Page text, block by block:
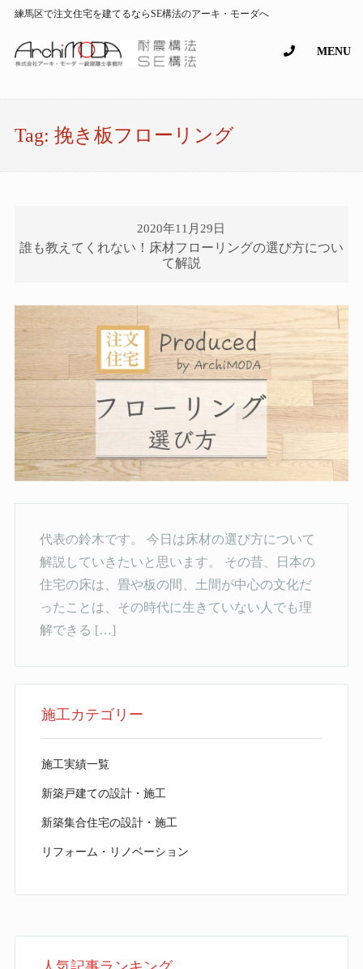
練馬区で注文住宅を建てるならSE構法のアーキ・モーダへ
MENU
Tag: 挽き板フローリング
2020年11月29日
誰も教えてくれない！床材フローリングの選び方につい
て解説
代表の鈴木です。 今日は床材の選び方について
解説していきたいと思います。 その昔、日本の
住宅の床は、畳や板の間、土間が中心の文化だ
ったことは、その時代に生きていない人でも理
解できる […]
施工カテゴリー
施工実績一覧
新築戸建ての設計・施工
新築集合住宅の設計・施工
リフォーム・リノベーション